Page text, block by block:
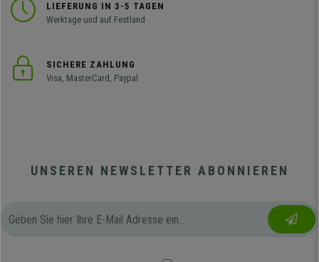
LIEFERUNG IN 3-5 TAGEN
Werktage und auf Festland
SICHERE ZAHLUNG
Visa, MasterCard, Paypal
UNSEREN NEWSLETTER ABONNIEREN